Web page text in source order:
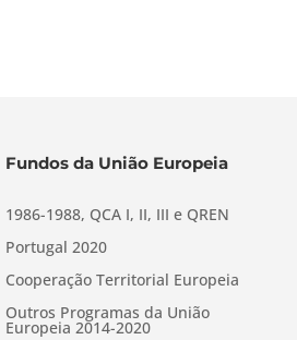
Fundos da União Europeia
1986-1988, QCA I, II, III e QREN
Portugal 2020
Cooperação Territorial Europeia
Outros Programas da União
Europeia 2014-2020